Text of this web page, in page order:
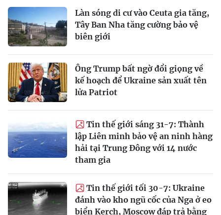
Làn sóng di cư vào Ceuta gia tăng,
Tây Ban Nha tăng cường bảo vệ
biên giới
Ông Trump bất ngờ đổi giọng về
kế hoạch để Ukraine sản xuất tên
lửa Patriot
Tin thế giới sáng 31-7: Thành
lập Liên minh bảo vệ an ninh hàng
hải tại Trung Đông với 14 nước
tham gia
Tin thế giới tối 30-7: Ukraine
đánh vào kho ngũ cốc của Nga ở eo
biển Kerch, Moscow đáp trả bằng